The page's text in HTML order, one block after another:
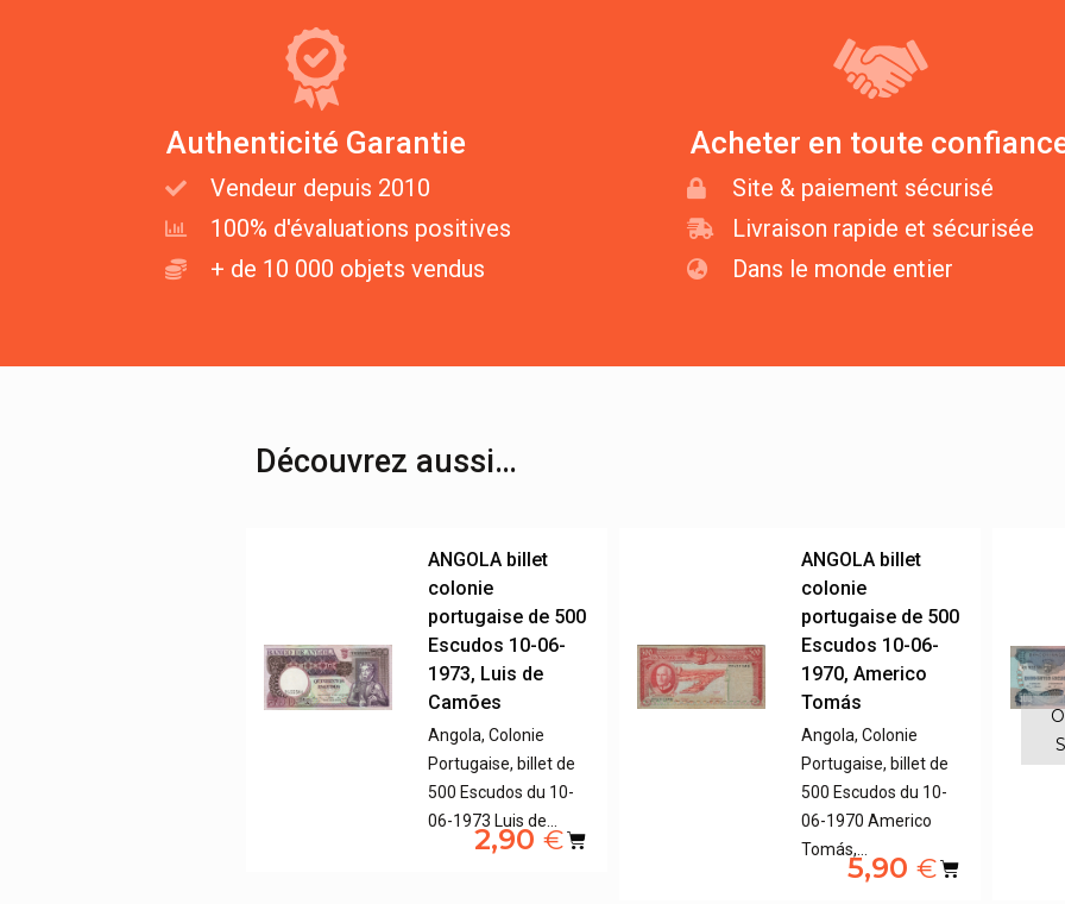
Authenticité Garantie
Vendeur depuis 2010
100% d'évaluations positives
+ de 10 000 objets vendus
Acheter en toute
Site & paiement sécurisé
Livraison rapide et sécurisée
Dans le monde entier
Découvrez aussi…
ANGOLA billet
colonie
portugaise de 500
Escudos 10-06-
1973, Luis de
Camões
Angola, Colonie
Portugaise, billet de
500 Escudos du 10-
06-1973 Luis de…
2,90 €
ANGOLA billet
colonie
portugaise de 500
Escudos 10-06-
1970, Americo
Tomás
Angola, Colonie
Portugaise, billet de
500 Escudos du 10-
06-1970 Americo
Tomás,…
5,90 €